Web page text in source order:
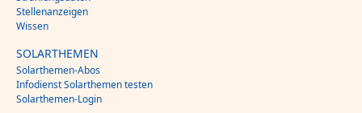
Stellenanzeigen
Wissen
SOLARTHEMEN
Solarthemen-Abos
Infodienst Solarthemen testen
Solarthemen-Login